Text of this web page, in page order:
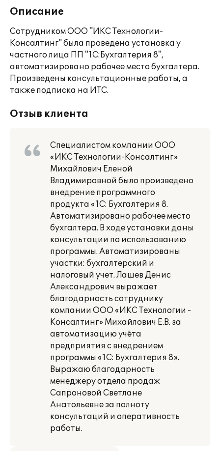
Описание
Сотрудником ООО "ИКС Технологии-
Консалтинг" была проведена установка у
частного лица ПП "1С:Бухгалтерия 8",
автоматизировано рабочее место бухгалтера.
Произведены консультационные работы, а
также подписка на ИТС.
Отзыв клиента
Специалистом компании ООО
«ИКС Технологии-Консалтинг»
Михайлович Еленой
Владимировной было произведено
внедрение программного
продукта «1С: Бухгалтерия 8.
Автоматизировано рабочее место
бухгалтера. В ходе установки даны
консультации по использованию
программы. Автоматизированы
участки: бухгалтерский и
налоговый учет. Лашев Денис
Александрович выражает
благодарность сотруднику
компании ООО «ИКС Технологии -
Консалтинг» Михайлович Е.В. за
автоматизацию учёта
предприятия с внедрением
программы «1С: Бухгалтерия 8».
Выражаю благодарность
менеджеру отдела продаж
Сапроновой Светлане
Анатольевне за полноту
консультаций и оперативность
работы.